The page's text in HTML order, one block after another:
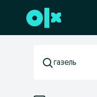
Перейти к нижнему